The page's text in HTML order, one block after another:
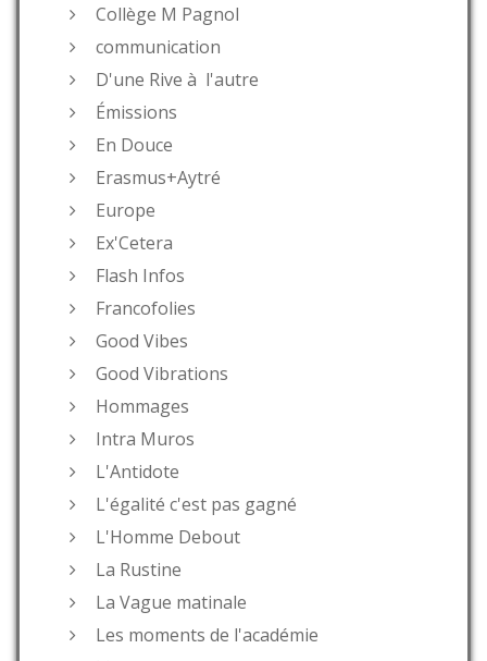
Collège M Pagnol
communication
D'une Rive à l'autre
Émissions
En Douce
Erasmus+Aytré
Europe
Ex'Cetera
Flash Infos
Francofolies
Good Vibes
Good Vibrations
Hommages
Intra Muros
L'Antidote
L'égalité c'est pas gagné
L'Homme Debout
La Rustine
La Vague matinale
Les moments de l'académie